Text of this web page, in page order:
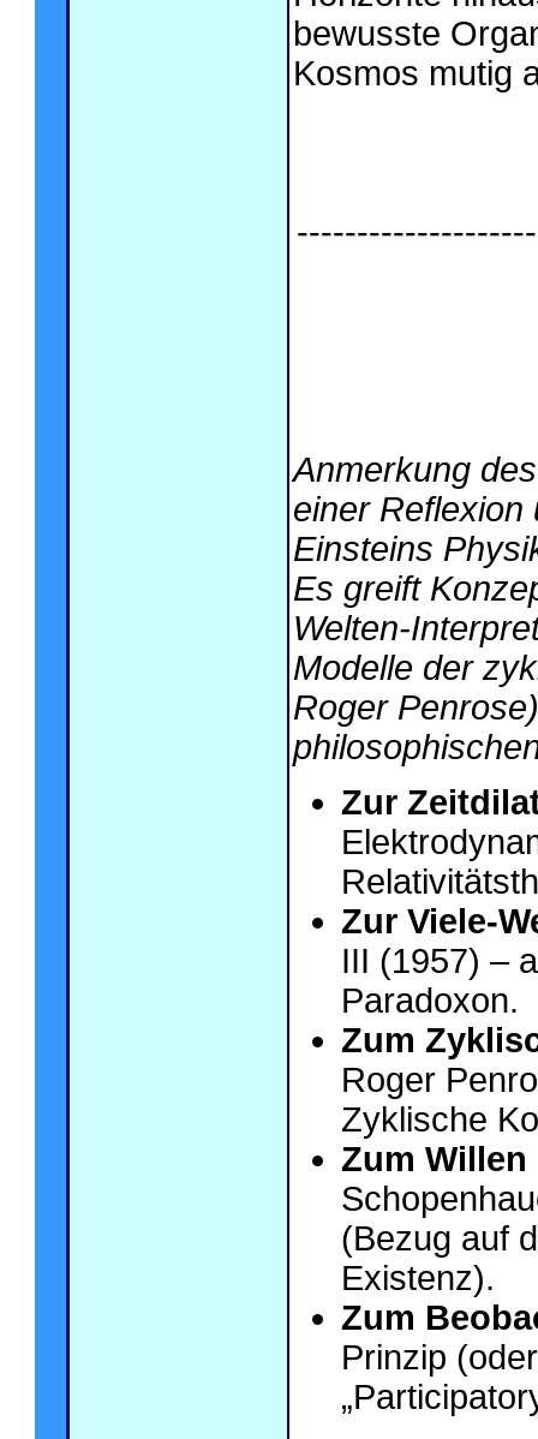
bewusste
Kosmos mutig
Anmerkung
einer Reflexion
Einsteins
Es greift
Welten-
Modelle der
Roger
Zur
Zur Viele-
III (1957) –
Paradoxon.
Zum
Roger
Zyklische
Zum
(Bezug auf
Existenz).
Zum
Prinzip